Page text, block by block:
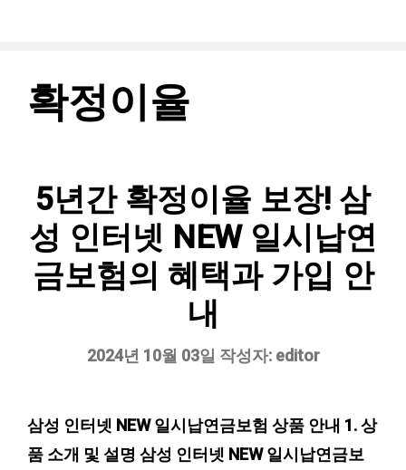
확정이율
5년간 확정이율 보장! 삼
성 인터넷 NEW 일시납연
금보험의 혜택과 가입 안
내
2024년 10월 03일 작성자: editor
삼성 인터넷 NEW 일시납연금보험 상품 안내 1. 상
품 소개 및 설명 삼성 인터넷 NEW 일시납연금보